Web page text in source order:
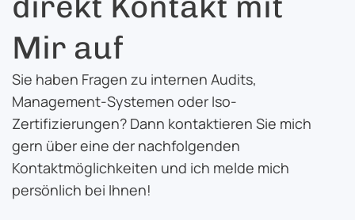
Mir auf
Sie haben Fragen zu internen Audits,
Management-Systemen oder Iso-
Zertifizierungen? Dann kontaktieren Sie mich
gern über eine der nachfolgenden
Kontaktmöglichkeiten und ich melde mich
persönlich bei Ihnen!